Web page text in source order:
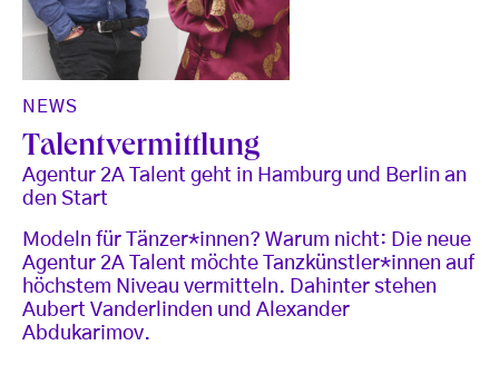
NEWS
Talentvermittlung
Agentur 2A Talent geht in Hamburg und Berlin an
den Start
Modeln für Tänzer*innen? Warum nicht: Die neue
Agentur 2A Talent möchte Tanzkünstler*innen auf
höchstem Niveau vermitteln. Dahinter stehen
Aubert Vanderlinden und Alexander
Abdukarimov.